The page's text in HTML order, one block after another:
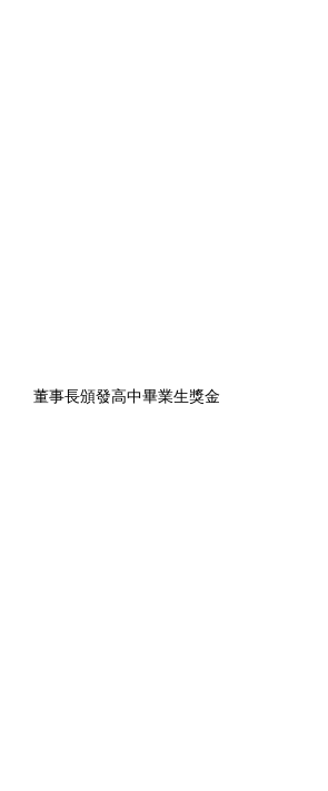
董事長頒發高中畢業生獎金